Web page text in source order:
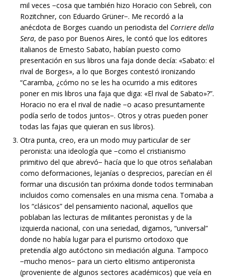
mil veces −cosa que también hizo Horacio con Sebreli, con
Rozitchner, con Eduardo Grüner−. Me recordó a la
anécdota de Borges cuando un periodista del Corriere della
Sera, de paso por Buenos Aires, le contó que los editores
italianos de Ernesto Sabato, habían puesto como
presentación en sus libros una faja donde decía: «Sabato: el
rival de Borges», a lo que Borges contestó ironizando
“Caramba, ¿cómo no se les ha ocurrido a mis editores
poner en mis libros una faja que diga: «El rival de Sabato»?”.
Horacio no era el rival de nadie −o acaso presuntamente
podía serlo de todos juntos−. Otros y otras pueden poner
todas las fajas que quieran en sus libros).
Otra punta, creo, era un modo muy particular de ser
peronista: una ideología que −como el cristianismo
primitivo del que abrevó− hacía que lo que otros señalaban
como deformaciones, lejanías o desprecios, parecían en él
formar una discusión tan próxima donde todos terminaban
incluidos como comensales en una misma cena. Tomaba a
los “clásicos” del pensamiento nacional, aquellos que
poblaban las lecturas de militantes peronistas y de la
izquierda nacional, con una seriedad, digamos, “universal”
donde no había lugar para el purismo ortodoxo que
pretendía algo autóctono sin mediación alguna. Tampoco
−mucho menos− para un cierto elitismo antiperonista
(proveniente de algunos sectores académicos) que veía en